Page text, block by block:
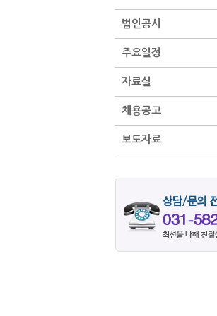
법인공시
주요일정
자료실
채용공고
보도자료